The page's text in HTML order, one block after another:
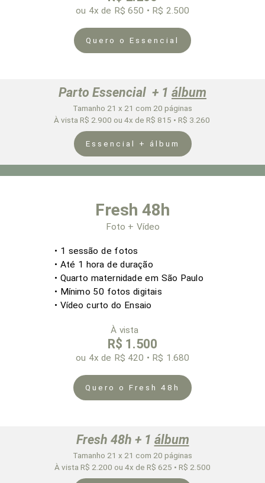
ou 4xde R$ 650 • R$ 2.500
Quero o Essencial
Parto Essencial + 1 álbum
Tamanho 21 x 21 com 20 páginas
À vista R$ 2.900 ou 4x de R$ 815 • R$ 3.260
Essencial + álbum
Fresh 48h
Foto + Vídeo
• 1 sessão de fotos
• Até 1 hora de duração
• Quarto maternidade em São Paulo
• Mínimo 50 fotos digitais
• Vídeo curto do Ensaio
À vista
R$ 1.500
ou 4xde R$ 420 • R$ 1.680
Quero o Fresh 48h
Fresh 48h + 1 álbum
Tamanho 21 x 21 com 20 páginas
À vista R$ 2.200 ou 4x de R$ 625 • R$ 2.500